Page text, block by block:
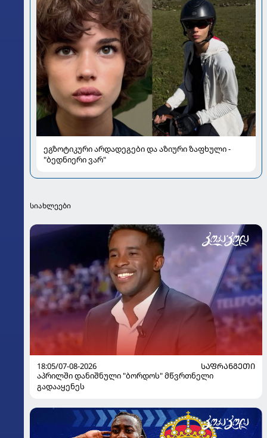
ეგზოტიკური არდადეგები და აზიური ზაფხული -
"ბედნიერი ვარ"
სიახლეები
18:05/07-08-2026
ᲡᲐᲤᲠᲐᲜᲒᲔᲗᲘ
აპრილში დანიშნული "ბორდოს" მწვრთნელი
გადააყენეს